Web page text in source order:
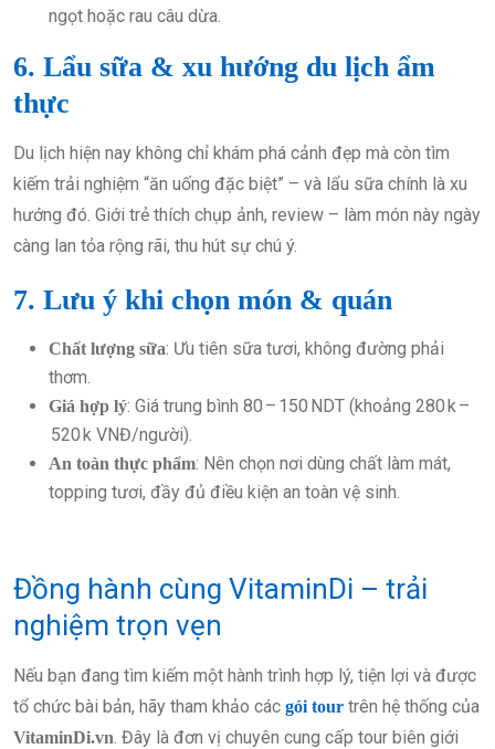
ngọt hoặc rau câu dừa.
6. Lẩu sữa & xu hướng du lịch ẩm
thực
Du lịch hiện nay không chỉ khám phá cảnh đẹp mà còn tìm
kiếm trải nghiệm “ăn uống đặc biệt” – và lẩu sữa chính là xu
hướng đó. Giới trẻ thích chụp ảnh, review – làm món này ngày
càng lan tỏa rộng rãi, thu hút sự chú ý.
7. Lưu ý khi chọn món & quán
Chất lượng sữa: Ưu tiên sữa tươi, không đường phải
thơm.
Giá hợp lý: Giá trung bình 80 – 150 NDT (khoảng 280 k –
520 k VNĐ/người).
An toàn thực phẩm: Nên chọn nơi dùng chất làm mát,
topping tươi, đầy đủ điều kiện an toàn vệ sinh.
Đồng hành cùng VitaminDi – trải
nghiệm trọn vẹn
Nếu bạn đang tìm kiếm một hành trình hợp lý, tiện lợi và được
tổ chức bài bản, hãy tham khảo các gói tour trên hệ thống của
VitaminDi.vn. Đây là đơn vị chuyên cung cấp tour biên giới